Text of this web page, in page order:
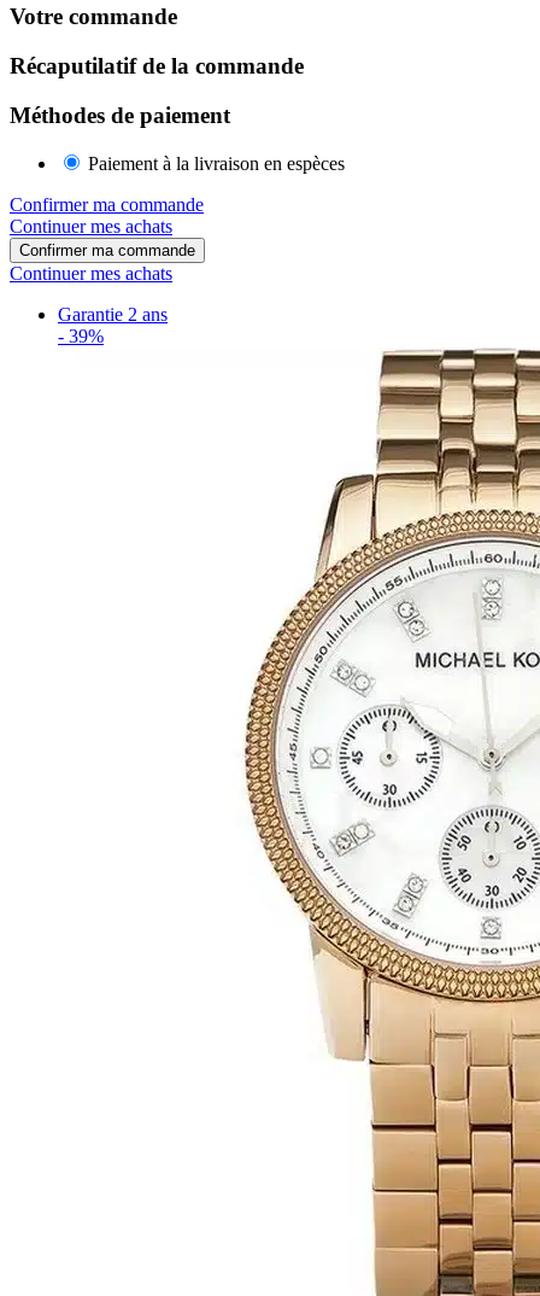
Votre commande
Récaputilatif de la commande
Méthodes de paiement
Paiement à la livraison en espèces
Confirmer ma commande
Continuer mes achats
Confirmer ma commande
Continuer mes achats
Garantie 2 ans
- 39%